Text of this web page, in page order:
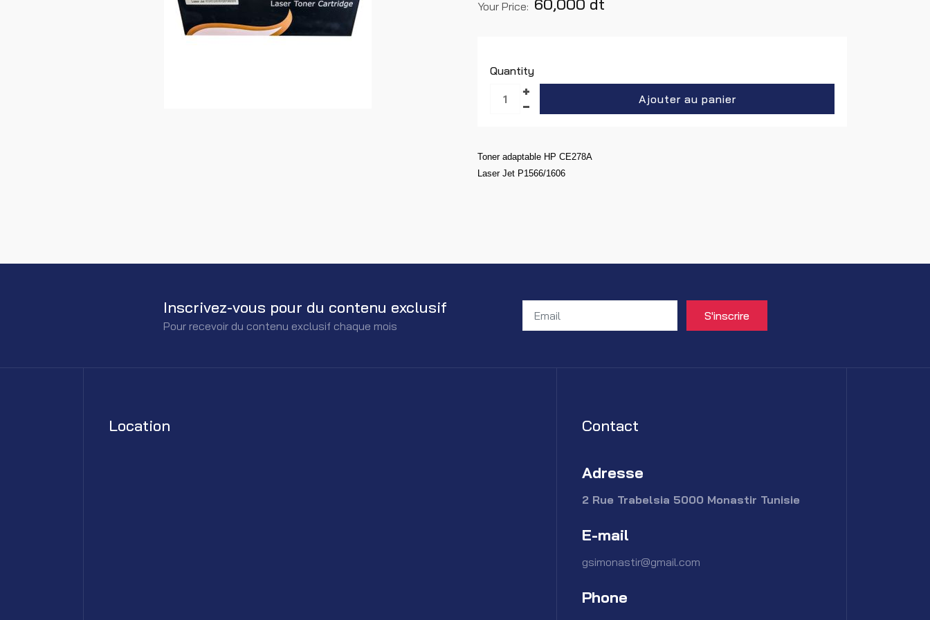
Your Price: 60,000 dt
Quantity
Toner adaptable HP CE278A
Laser Jet P1566/1606
Inscrivez-vous pour du contenu exclusif
Pour recevoir du contenu exclusif chaque mois
Location Contact
Adresse
2 Rue Trabelsia 5000 Monastir Tunisie
E-mail
gsimonastir@gmail.com
Phone